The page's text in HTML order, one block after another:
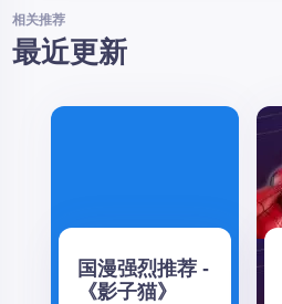
相关推荐
最近更新
国漫强烈推荐 -
《影子猫》